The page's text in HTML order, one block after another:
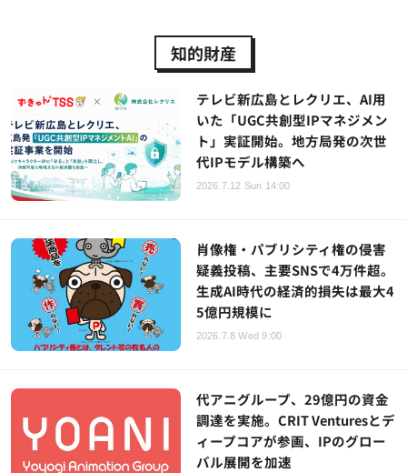
知的財産
テレビ新広島とレクリエ、AI用
いた「UGC共創型IPマネジメン
ト」実証開始。地方局発の次世
代IPモデル構築へ
2026.7.12 Sun 14:00
肖像権・パブリシティ権の侵害
疑義投稿、主要SNSで4万件超。
生成AI時代の経済的損失は最大4
5億円規模に
2026.7.8 Wed 9:00
代アニグループ、29億円の資金
調達を実施。CRIT Venturesとデ
ィープコアが参画、IPのグロー
バル展開を加速